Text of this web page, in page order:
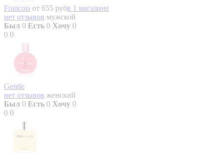
François от 655 рубв 1 магазине
нет отзывов мужской
Был 0 Есть 0 Хочу 0
0 0
Gentle
нет отзывов женский
Был 0 Есть 0 Хочу 0
0 0